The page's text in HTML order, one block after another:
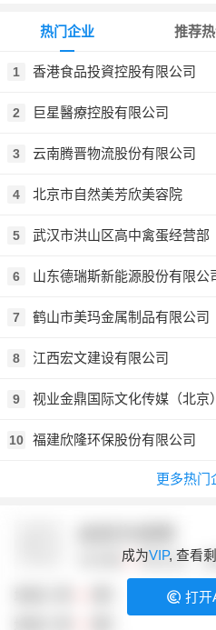
热门企业
1 香港食品投資控股有限公司
2 巨星醫療控股有限公司
3 云南腾晋物流股份有限公司
4 北京市自然美芳欣美容院
5 武汉市洪山区高中禽蛋经营部
6 山东德瑞斯新能源股份有限公
7 鹤山市美玛金属制品有限公司
8 江西宏文建设有限公司
9 视业金鼎国际文化传媒（北京
10 福建欣隆环保股份有限公司
更多热门
推荐
成为VIP, 查看
打开